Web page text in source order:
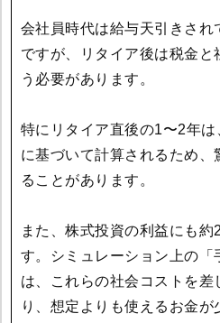
会社員時代は給与天引きされ
ですが、リタイア後は税金と
う必要があります。
特にリタイア直後の1〜2年
に基づいて計算されるため
ることがあります。
また、株式投資の利益にも約
す。シミュレーション上の「
は、これらの社会コストを差
り、想定よりも使えるお金